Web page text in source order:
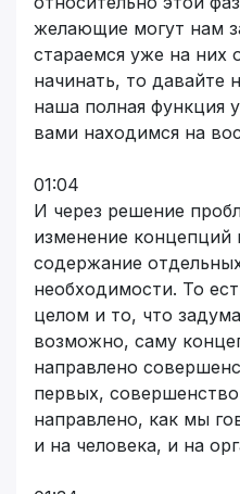
желающие могут нам
стараемся уже на них
начинать, то давайте
наша полная функция
вами находимся на
01:04
И через решение
изменение концепций
содержание
необходимости. То
целом и то, что
возможно, саму
направлено
первых,
направлено, как мы
и на человека, и на